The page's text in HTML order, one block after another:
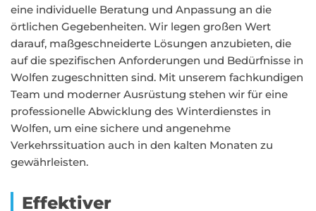
eine individuelle Beratung und Anpassung an die
örtlichen Gegebenheiten. Wir legen großen Wert
darauf, maßgeschneiderte Lösungen anzubieten, die
auf die spezifischen Anforderungen und Bedürfnisse in
Wolfen zugeschnitten sind. Mit unserem fachkundigen
Team und moderner Ausrüstung stehen wir für eine
professionelle Abwicklung des Winterdienstes in
Wolfen, um eine sichere und angenehme
Verkehrssituation auch in den kalten Monaten zu
gewährleisten.
Effektiver